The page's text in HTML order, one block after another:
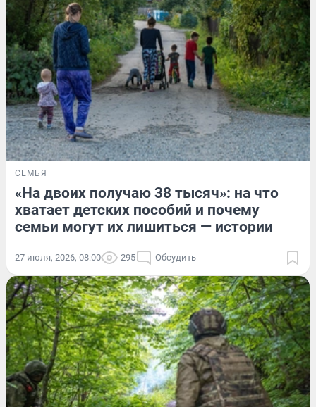
СЕМЬЯ
«На двоих получаю 38 тысяч»: на что
хватает детских пособий и почему
семьи могут их лишиться — истории
27 июля, 2026, 08:00 295 Обсудить